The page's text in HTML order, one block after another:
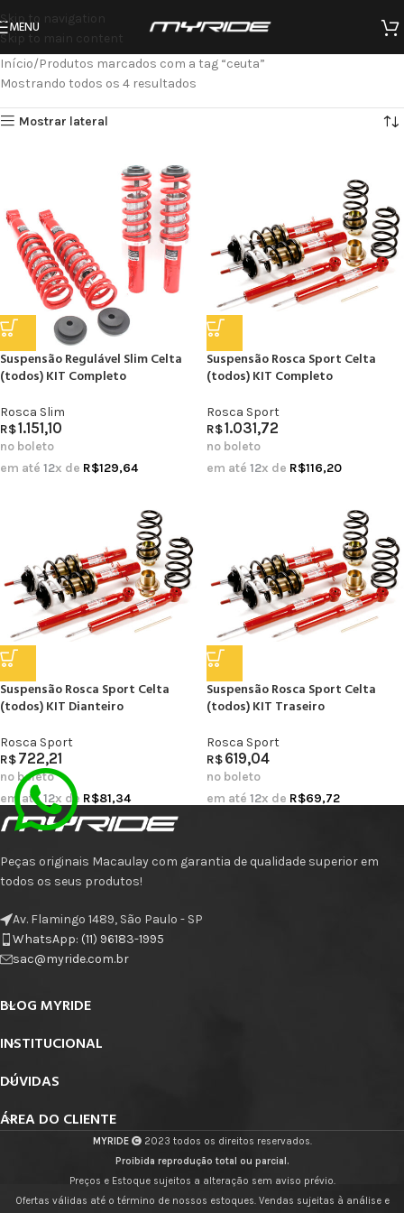
Skip to navigation
Skip to main content
MENU
Início Produtos marcados com a tag “ceuta”
Mostrando todos os 4 resultados
Mostrar lateral
Suspensão Regulável Slim Celta
(todos) KIT Completo
Rosca Slim
R$1.151,10
no boleto
em até 12x de R$129,64
Suspensão Rosca Sport Celta
(todos) KIT Completo
Rosca Sport
R$1.031,72
no boleto
em até 12x de R$116,20
Suspensão Rosca Sport Celta
(todos) KIT Dianteiro
Rosca Sport
R$722,21
no boleto
em até12x de R$81,34
Suspensão Rosca Sport Celta
(todos) KIT Traseiro
Rosca Sport
R$619,04
no boleto
em até 12x de R$69,72
Peças originais Macaulay com garantia de qualidade superior em
todos os seus produtos!
Av. Flamingo 1489, São Paulo - SP
WhatsApp: (11) 96183-1995
sac@myride.com.br
BLOG MYRIDE
INSTITUCIONAL
DÚVIDAS
ÁREA DO CLIENTE
MYRIDE
2023 todos os direitos reservados.
Proibida reprodução total ou parcial.
Preços e Estoque sujeitos a alteração sem aviso prévio.
Ofertas válidas até o término de nossos estoques. Vendas sujeitas à análise e